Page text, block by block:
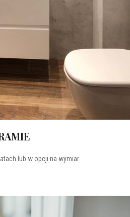
lub w opcji na wymiar